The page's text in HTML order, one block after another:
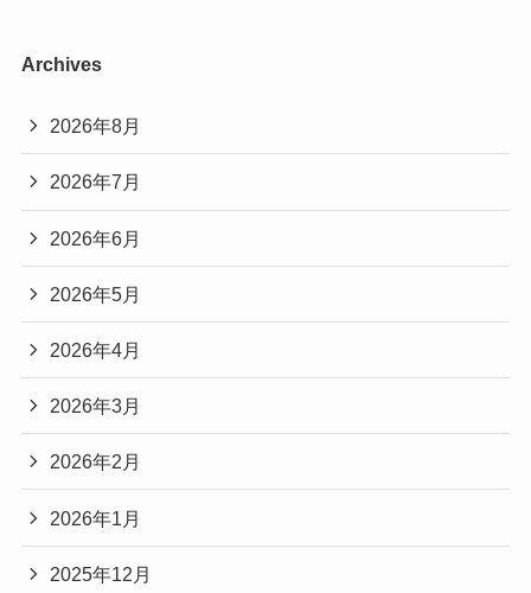
Archives
2026年8月
2026年7月
2026年6月
2026年5月
2026年4月
2026年3月
2026年2月
2026年1月
2025年12月